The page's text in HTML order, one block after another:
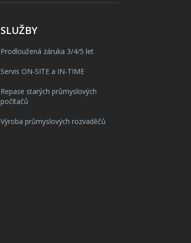
SLUŽBY
Prodloužená záruka 3/4/5 let
Servis ON-SITE a IN-TIME
Repase starých průmyslových
počítačů
Výroba průmyslových rozvaděčů